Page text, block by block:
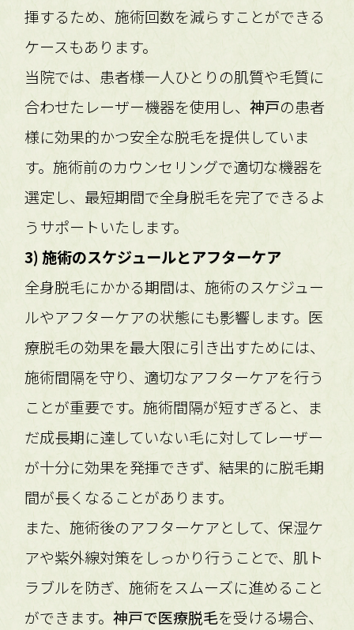
揮するため、施術回数を減らすことができる
ケースもあります。
当院では、患者様一人ひとりの肌質や毛質に
合わせたレーザー機器を使用し、神戸の患者
様に効果的かつ安全な脱毛を提供していま
す。施術前のカウンセリングで適切な機器を
選定し、最短期間で全身脱毛を完了できるよ
うサポートいたします。
3) 施術のスケジュールとアフターケア
全身脱毛にかかる期間は、施術のスケジュー
ルやアフターケアの状態にも影響します。医
療脱毛の効果を最大限に引き出すためには、
施術間隔を守り、適切なアフターケアを行う
ことが重要です。施術間隔が短すぎると、ま
だ成長期に達していない毛に対してレーザー
が十分に効果を発揮できず、結果的に脱毛期
間が長くなることがあります。
また、施術後のアフターケアとして、保湿ケ
アや紫外線対策をしっかり行うことで、肌ト
ラブルを防ぎ、施術をスムーズに進めること
ができます。神戸で医療脱毛を受ける場合、